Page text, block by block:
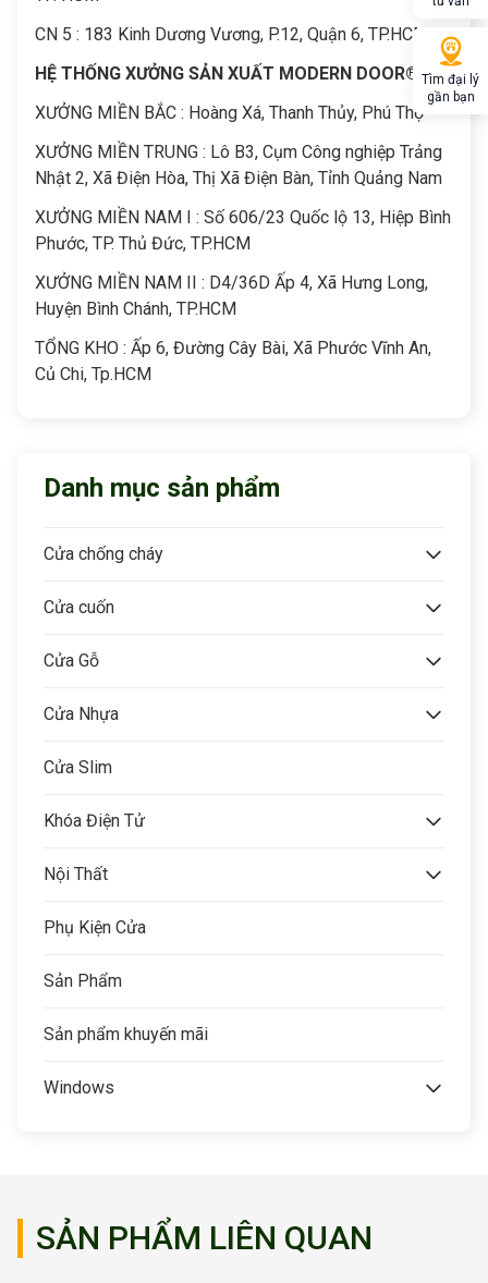
CN 5 : 183 Kinh Dương Vương, P.12, Quận 6, TP.HCM
HỆ THỐNG XƯỞNG SẢN XUẤT MODERN DOOR®
XƯỞNG MIỀN BẮC : Hoàng Xá, Thanh Thủy, Phú Thọ
XƯỞNG MIỀN TRUNG : Lô B3, Cụm Công nghiệp Trảng
Nhật 2, Xã Điện Hòa, Thị Xã Điện Bàn, Tỉnh Quảng Nam
XƯỞNG MIỀN NAM I : Số 606/23 Quốc lộ 13, Hiệp Bình
Phước, TP. Thủ Đức, TP.HCM
XƯỞNG MIỀN NAM II : D4/36D Ấp 4, Xã Hưng Long,
Huyện Bình Chánh, TP.HCM
TỔNG KHO : Ấp 6, Đường Cây Bài, Xã Phước Vĩnh An,
Củ Chi, Tp.HCM
Danh mục sản phẩm
Cửa chống cháy
Cửa cuốn
Cửa Gỗ
Cửa Nhựa
Cửa Slim
Khóa Điện Tử
Nội Thất
Phụ Kiện Cửa
Sản Phẩm
Sản phẩm khuyến mãi
Windows
SẢN PHẨM LIÊN QUAN
Tìm đại lý
gần bạn